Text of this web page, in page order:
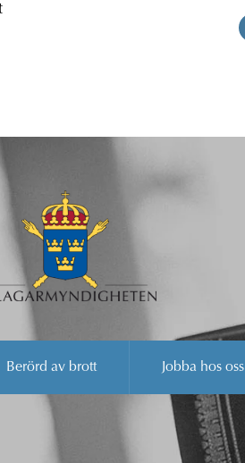
Berörd av brott Jobba hos oss